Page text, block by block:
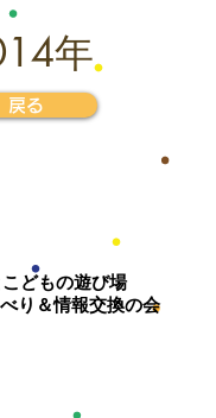
年
戻る
どもの遊び場
り＆情報交換の会